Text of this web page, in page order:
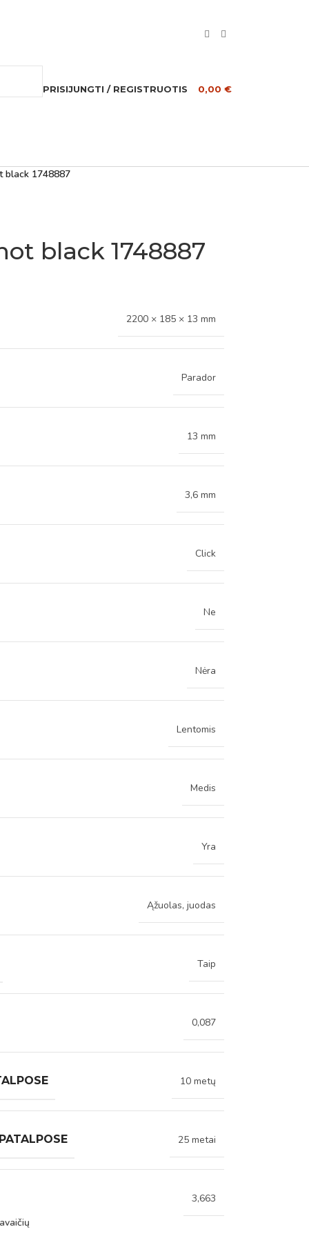
PRISIJUNGTI / REGISTRUOTIS 0,00 €
black 1748887
black 1748887
2200 × 185 × 13 mm
Parador
13 mm
3,6 mm
Click
Ne
Nėra
Lentomis
Medis
Yra
Ąžuolas, juodas
Taip
0,087
10 metų
25 metai
3,663